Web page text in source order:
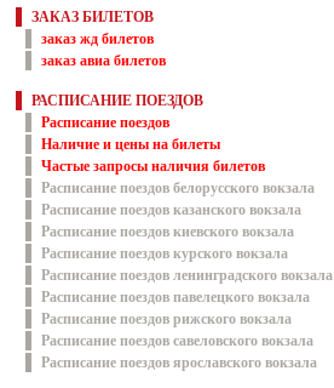
ЗАКАЗ БИЛЕТОВ
заказ жд билетов
заказ авиа билетов
РАСПИСАНИЕ ПОЕЗДОВ
Расписание поездов
Наличие и цены на билеты
Частые запросы наличия билетов
Расписание поездов белорусского вокзала
Расписание поездов казанского вокзала
Расписание поездов киевского вокзала
Расписание поездов курского вокзала
Расписание поездов ленинградского вокзала
Расписание поездов павелецкого вокзала
Расписание поездов рижского вокзала
Расписание поездов савеловского вокзала
Расписание поездов ярославского вокзала